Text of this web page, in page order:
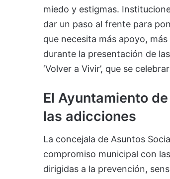
miedo y estigmas.
dar un paso al frente para
que necesita más apoyo,
durante la presentación de
‘Volver a Vivir’, que se
El Ayuntamiento
las adicciones
La concejala de Asuntos
compromiso municipal con
dirigidas a la prevención,